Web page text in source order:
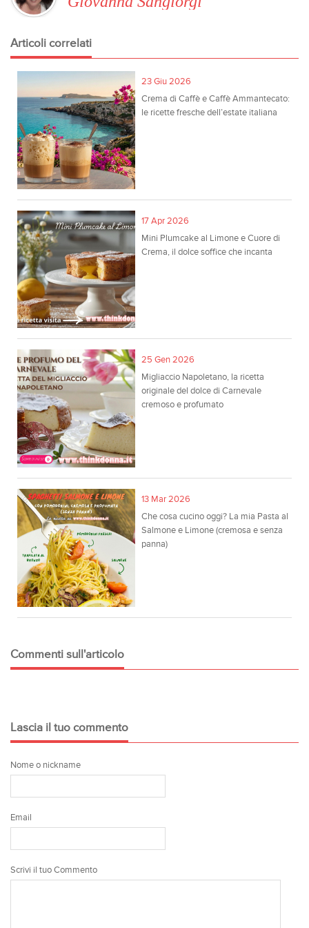
Articoli correlati
23 Giu 2026
Crema di Caffè e Caffè Ammantecato:
le ricette fresche dell’estate italiana
17 Apr 2026
Mini Plumcake al Limone e Cuore di
Crema, il dolce soffice che incanta
25 Gen 2026
Migliaccio Napoletano, la ricetta
originale del dolce di Carnevale
cremoso e profumato
13 Mar 2026
Che cosa cucino oggi? La mia Pasta al
Salmone e Limone (cremosa e senza
panna)
Commenti sull'articolo
Lascia il tuo commento
Nome o nickname
Email
Scrivi il tuo Commento